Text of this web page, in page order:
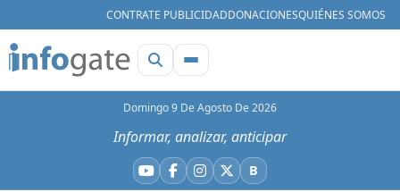
CONTRATE PUBLICIDADDONACIONESQUIÉNES SOMOS
Domingo 9 De Agosto De 2026
Informar, analizar, anticipar
YouTube
Facebook
Instagram
X BBluesky